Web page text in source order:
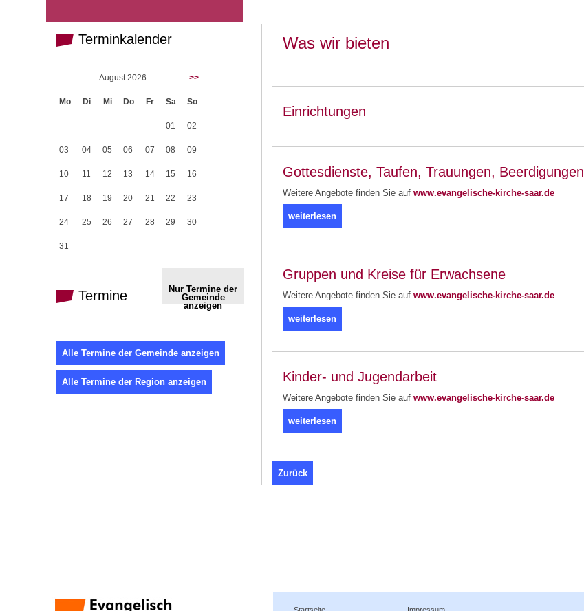
Terminkalender
August 2026 >>
Mo Di Mi Do Fr Sa So
01 02
03 04 05 06 07 08 09
10 11 12 13 14 15 16
17 18 19 20 21 22 23
24 25 26 27 28 29 30
31
Termine
Nur Termine der
Gemeinde
anzeigen
Alle Termine der Gemeinde anzeigen
Alle Termine der Region anzeigen
Was wir bieten
Einrichtungen
Gottesdienste, Taufen, Trauungen, Beerdigungen
Weitere Angebote finden Sie auf www.evangelische-kirche-saar.de
weiterlesen
Gruppen und Kreise für Erwachsene
Weitere Angebote finden Sie auf www.evangelische-kirche-saar.de
weiterlesen
Kinder- und Jugendarbeit
Weitere Angebote finden Sie auf www.evangelische-kirche-saar.de
weiterlesen
Zurück